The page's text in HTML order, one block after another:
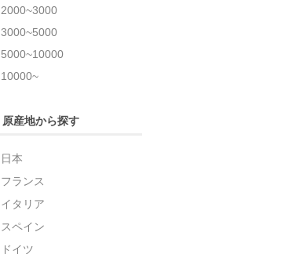
2000~3000
3000~5000
5000~10000
10000~
原産地から探す
日本
フランス
イタリア
スペイン
ドイツ